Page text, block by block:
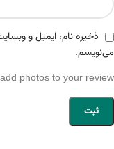
ذخیره نام، ایمیل و
می‌نویسم.
photos to your review.